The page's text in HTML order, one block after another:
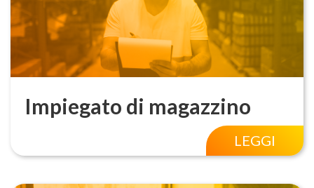
Impiegato di magazzino
LEGGI